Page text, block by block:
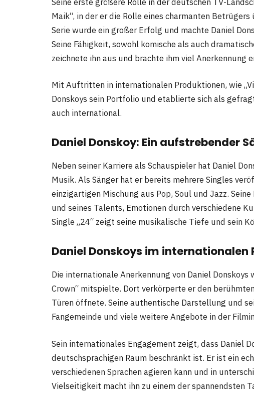
Maik“, in der er die Rolle eines charmanten
Serie wurde ein großer Erfolg und machte Daniel
Seine Fähigkeit, sowohl komische als auch
zeichnete ihn aus und brachte ihm viel Anerkennung
Mit Auftritten in internationalen Produktionen, wie
Donskoys sein Portfolio und etablierte sich als
auch international.
Daniel Donskoy: Ein aufstrebender
Neben seiner Karriere als Schauspieler hat Daniel
Musik. Als Sänger hat er bereits mehrere Singles
einzigartigen Mischung aus Pop, Soul und Jazz.
und seines Talents, Emotionen durch verschiedene
Single „24“ zeigt seine musikalische Tiefe und sein
Daniel Donskoys im internationalen
Die internationale Anerkennung von Daniel Donskoys
Crown“ mitspielte. Dort verkörperte er den
Türen öffnete. Seine authentische Darstellung und
Fangemeinde und viele weitere Angebote in der
Sein internationales Engagement zeigt, dass Daniel
deutschsprachigen Raum beschränkt ist. Er ist ein
verschiedenen Sprachen agieren kann und in
Vielseitigkeit macht ihn zu einem der spannendsten